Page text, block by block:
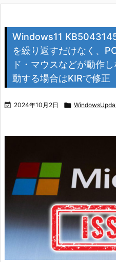
Windows11
を繰り返すだけなく、
ド・マウスなどが動作
動する場合はKIRで修正
 2024年10月2日 